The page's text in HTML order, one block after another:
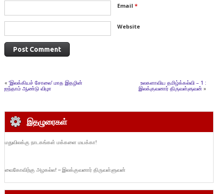
Email *
Website
« ‘இலக்கியச் சோலை’ மாத இதழின்
ஐந்தாம் ஆண்டு விழா
உலகளாவிய தமிழ்க்கல்வி – 1 :
இலக்குவனார் திருவள்ளுவன் »
இதழுரைகள்
மதுவிலக்கு நாடகங்கள் மக்களை மயக்கா!
வைகோவிற்கு அழகல்ல! – இலக்குவனார் திருவள்ளுவன்